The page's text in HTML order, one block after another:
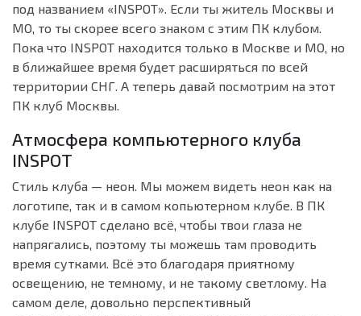
под названием «INSPOT». Если ты житель Москвы и
МО, то ты скорее всего знаком с этим ПК клубом.
Пока что INSPOT находится только в Москве и МО, но
в ближайшее время будет расширяться по всей
территории СНГ. А теперь давай посмотрим на этот
ПК клуб Москвы.
Атмосфера компьютерного клуба
INSPOT
Стиль клуба — неон. Мы можем видеть неон как на
логотипе, так и в самом копьютерном клубе. В ПК
клубе INSPOT сделано всё, чтобы твои глаза не
напрягались, поэтому ты можешь там проводить
время сутками. Всё это благодаря приятному
освещению, не темному, и не такому светлому. На
самом деле, довольно перспективный